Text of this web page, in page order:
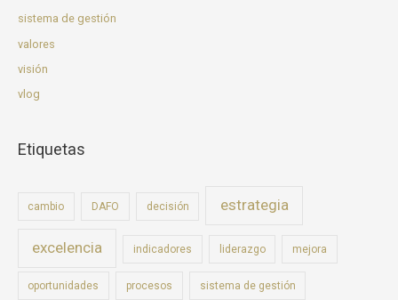
sistema de gestión
valores
visión
vlog
Etiquetas
cambio DAFO decisión estrategia
excelencia indicadores liderazgo mejora
oportunidades procesos sistema de gestión